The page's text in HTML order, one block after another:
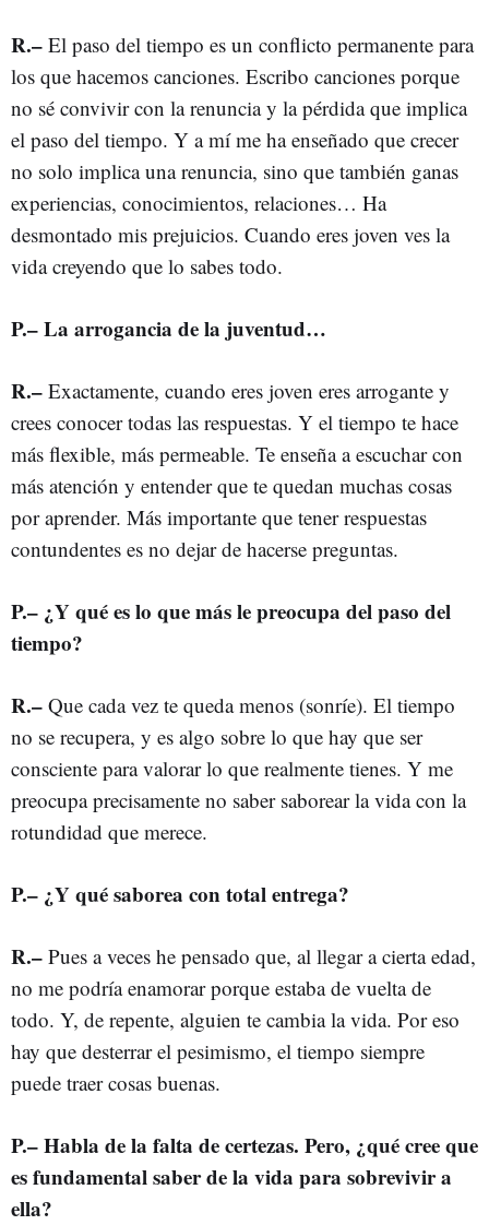
R.– El paso del tiempo es un conflicto permanente para
los que hacemos canciones. Escribo canciones porque
no sé convivir con la renuncia y la pérdida que implica
el paso del tiempo. Y a mí me ha enseñado que crecer
no solo implica una renuncia, sino que también ganas
experiencias, conocimientos, relaciones… Ha
desmontado mis prejuicios. Cuando eres joven ves la
vida creyendo que lo sabes todo.
P.– La arrogancia de la juventud…
R.– Exactamente, cuando eres joven eres arrogante y
crees conocer todas las respuestas. Y el tiempo te hace
más flexible, más permeable. Te enseña a escuchar con
más atención y entender que te quedan muchas cosas
por aprender. Más importante que tener respuestas
contundentes es no dejar de hacerse preguntas.
P.– ¿Y qué es lo que más le preocupa del paso del
tiempo?
R.– Que cada vez te queda menos (sonríe). El tiempo
no se recupera, y es algo sobre lo que hay que ser
consciente para valorar lo que realmente tienes. Y me
preocupa precisamente no saber saborear la vida con la
rotundidad que merece.
P.– ¿Y qué saborea con total entrega?
R.– Pues a veces he pensado que, al llegar a cierta edad,
no me podría enamorar porque estaba de vuelta de
todo. Y, de repente, alguien te cambia la vida. Por eso
hay que desterrar el pesimismo, el tiempo siempre
puede traer cosas buenas.
P.– Habla de la falta de certezas. Pero, ¿qué cree que
es fundamental saber de la vida para sobrevivir a
ella?